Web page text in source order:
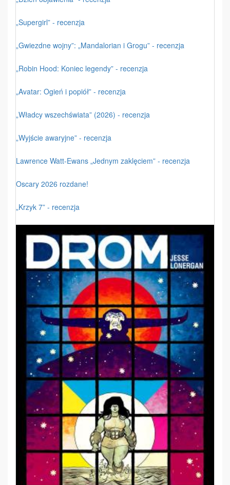
„Supergirl” - recenzja
„Gwiezdne wojny”: „Mandalorian i Grogu” - recenzja
„Robin Hood: Koniec legendy” - recenzja
„Avatar: Ogień i popiół” - recenzja
„Władcy wszechświata” (2026) - recenzja
„Wyjście awaryjne” - recenzja
Lawrence Watt-Ewans „Jednym zaklęciem” - recenzja
Oscary 2026 rozdane!
„Krzyk 7” - recenzja